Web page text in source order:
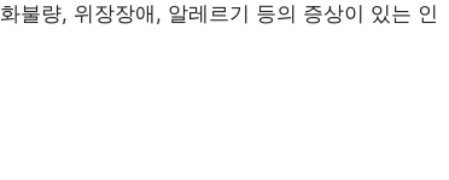
불량, 위장장애, 알레르기 등의 증상이 있는 인